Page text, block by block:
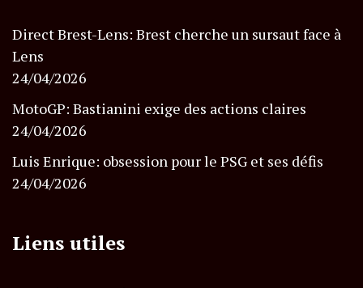
Direct Brest-Lens: Brest cherche un sursaut face à
Lens
24/04/2026
MotoGP: Bastianini exige des actions claires
24/04/2026
Luis Enrique: obsession pour le PSG et ses défis
24/04/2026
Liens utiles